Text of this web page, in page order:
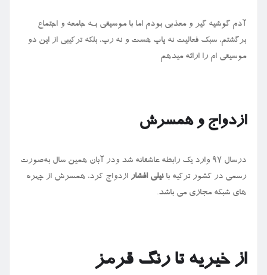
آدم گوشیه گیر و معذبی بودم اما با موسیقی بـه جامعه و اجتماع
برگشتم، سبک فعالیت نه پاپ هست و نه رپ، بلکه ترکیبی از این دو
موسیقی ام را ارائه میدهم
ازدواج و همسرش
درسال ۹۷ وارد یک رابطه عاشقانه شد ودر آبان همین سال به‌صورت
رسمی در کشور ترکیه بانیلی افشار ازدواج کرد، همسرش از چهره
های‌ شبکه مجازی می باشد.
از خیریه تا رنگ قرمز